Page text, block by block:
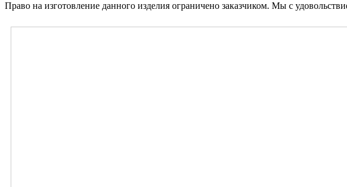
Право на изготовление данного изделия ограничено заказчиком. Мы с